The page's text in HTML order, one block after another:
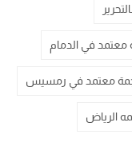
في الدمام
معتمد في رمسيس
الرياض